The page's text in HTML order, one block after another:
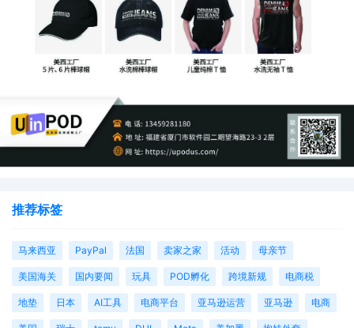
推荐标签
马来西亚 PayPal 法国 卖家之家 活动 母亲节
美国海关 国内要闻 玩具 POD孵化 跨境新规 电商税
地垫 日本 AI工具 电商平台 亚马逊运营 亚马逊 电商